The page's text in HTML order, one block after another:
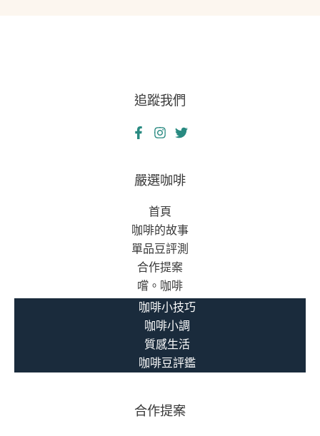
追蹤我們
嚴選咖啡
首頁
咖啡的故事
單品豆評測
合作提案
嚐。咖啡
咖啡小技巧
咖啡小調
質感生活
咖啡豆評鑑
合作提案